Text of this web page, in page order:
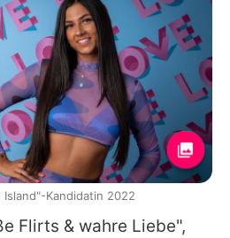
Flirts & wahre Liebe",
Island"-Kandidatin 2022